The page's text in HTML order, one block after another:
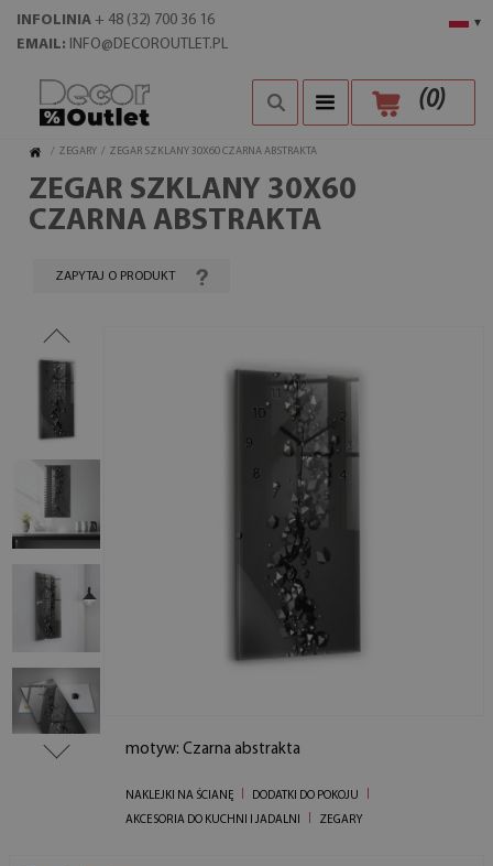
▾
INFOLINIA + 48 (32) 700 36 16
EMAIL: INFO@DECOROUTLET.PL
(0)
/ ZEGARY / ZEGAR SZKLANY 30X60 CZARNA ABSTRAKTA
ZEGAR SZKLANY 30X60
CZARNA ABSTRAKTA
ZAPYTAJ O PRODUKT
motyw: Czarna abstrakta
NAKLEJKI NA ŚCIANĘ
DODATKI DO POKOJU
AKCESORIA DO KUCHNI I JADALNI
ZEGARY